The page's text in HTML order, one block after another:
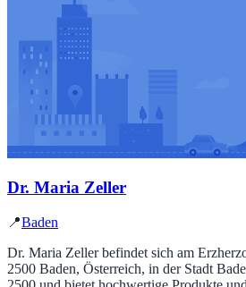
Dr. Maria Zeller
📍Baden
Dr. Maria Zeller befindet sich am
2500 Baden, Österreich, in der Stadt